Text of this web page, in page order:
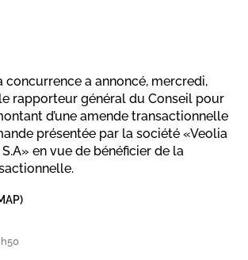
concurrence a annoncé, mercredi,
rapporteur général du Conseil pour
d’une amende transactionnelle
présentée par la société «Veolia
en vue de bénéficier de la